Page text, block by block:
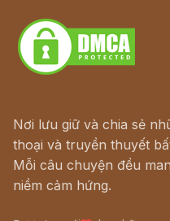
Nơi lưu giữ và chia sẻ
thoại và truyền thuyết
Mỗi câu chuyện đều
niềm cảm hứng.